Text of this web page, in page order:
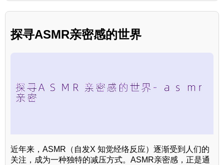
探寻ASMR亲密感的世界
近年来，ASMR（自发X 知觉经络反应）逐渐受到人们的
关注，成为一种独特的减压方式。ASMR亲密感，正是通